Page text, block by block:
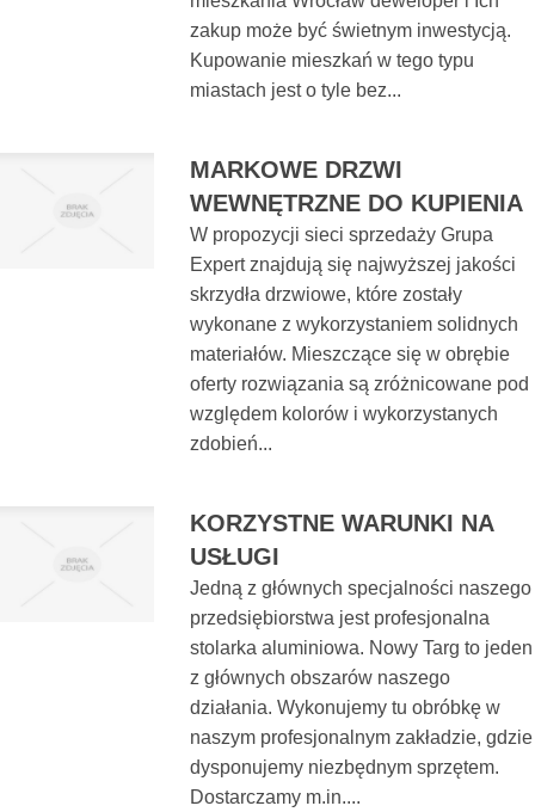
zakup może być świetnym inwestycją.
Kupowanie mieszkań w tego typu
miastach jest o tyle bez...
MARKOWE DRZWI
WEWNĘTRZNE DO KUPIENIA
W propozycji sieci sprzedaży Grupa
Expert znajdują się najwyższej jakości
skrzydła drzwiowe, które zostały
wykonane z wykorzystaniem solidnych
materiałów. Mieszczące się w obrębie
oferty rozwiązania są zróżnicowane pod
względem kolorów i wykorzystanych
zdobień...
KORZYSTNE WARUNKI NA
USŁUGI
Jedną z głównych specjalności naszego
przedsiębiorstwa jest profesjonalna
stolarka aluminiowa. Nowy Targ to jeden
z głównych obszarów naszego
działania. Wykonujemy tu obróbkę w
naszym profesjonalnym zakładzie, gdzie
dysponujemy niezbędnym sprzętem.
Dostarczamy m.in....